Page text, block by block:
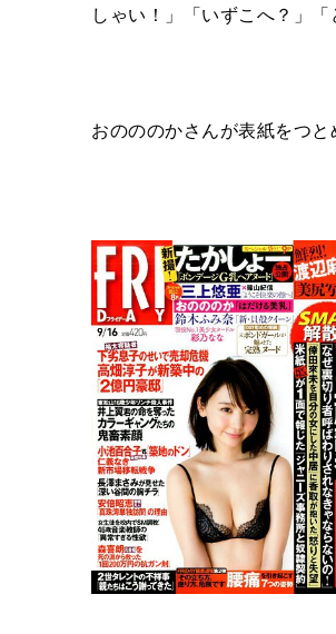
しゃい！」「いずこへ？」
おのののかさんが表紙をつ